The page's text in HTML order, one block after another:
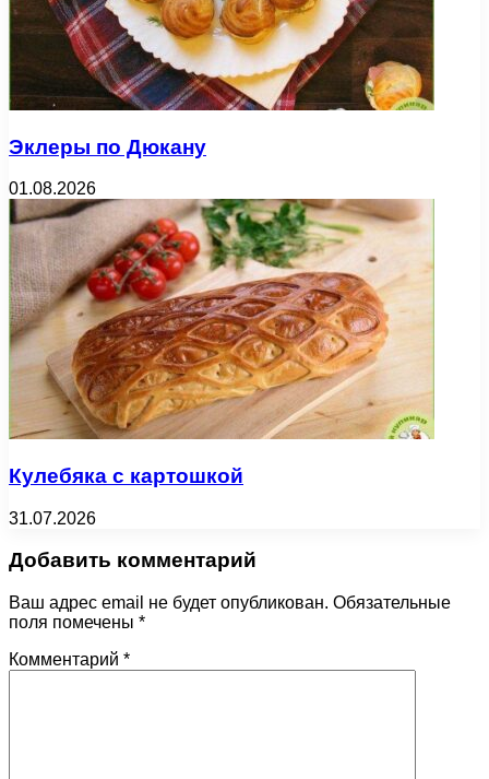
Эклеры по Дюкану
01.08.2026
Кулебяка с картошкой
31.07.2026
Добавить комментарий
Ваш адрес email не будет опубликован. Обязательные
поля помечены *
Комментарий *